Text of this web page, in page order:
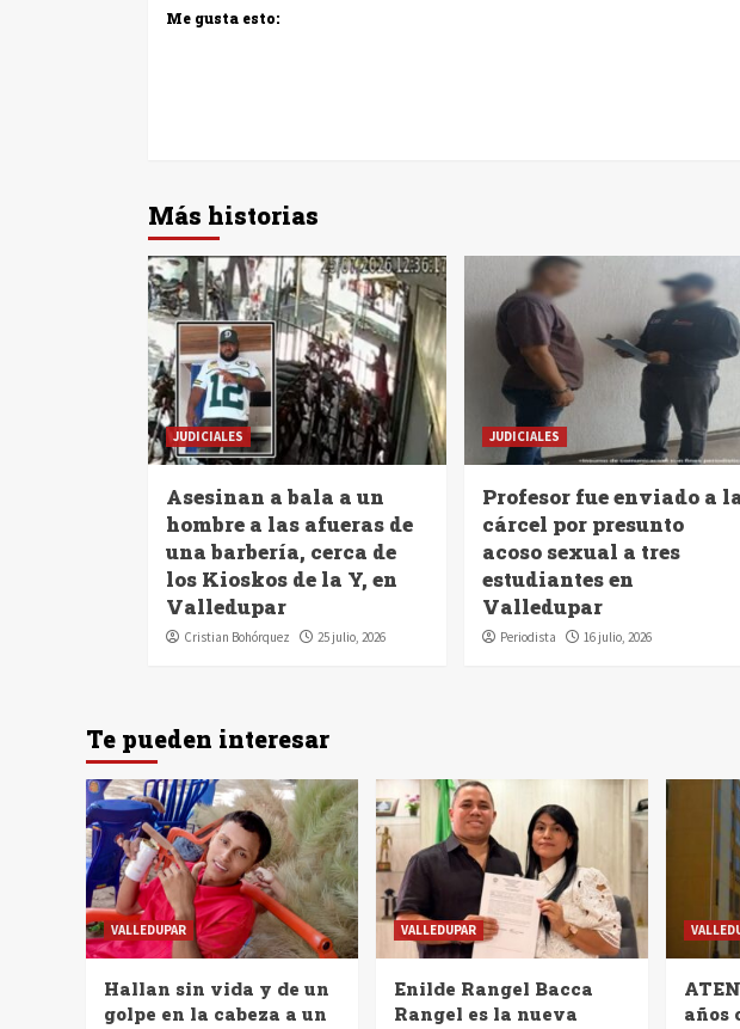
Me gusta esto:
Más historias
JUDICIALES
Asesinan a bala a un
hombre a las afueras de
una barbería, cerca de
los Kioskos de la Y, en
Valledupar
Cristian Bohórquez 25 julio, 2026
JUDICIALES
Profesor fue enviado a
cárcel por presunto
acoso sexual a tres
estudiantes en
Valledupar
Periodista 16 julio, 2026
Te pueden interesar
VALLEDUPAR
Hallan sin vida y de un
golpe en la cabeza a un
VALLEDUPAR
Enilde Rangel Bacca
Rangel es la nueva
años